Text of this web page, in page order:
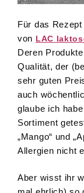
Für das
von LAC
Deren
Qualität, der
sehr guten
auch
glaube ich
Sortiment
„Mango“ und
Allergien nicht
Aber wisst ihr